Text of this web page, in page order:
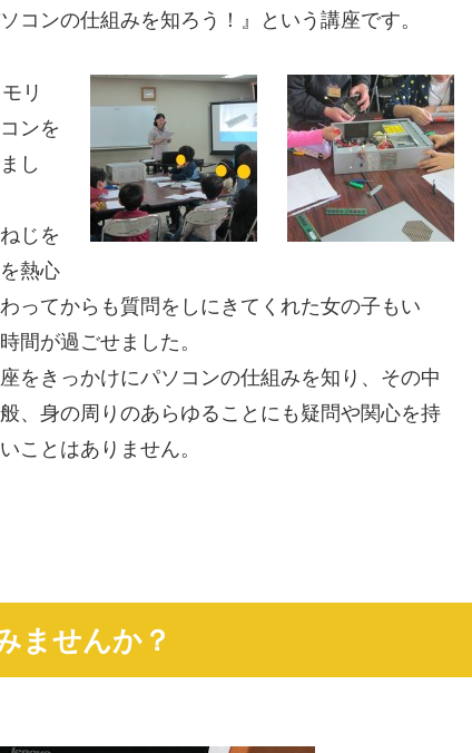
コンの仕組みを知ろう！』という講座です。
リ
ンを
し
じを
熱心
ってからも質問をしにきてくれた女の子もい
間が過ごせました。
をきっかけにパソコンの仕組みを知り、その中
、身の周りのあらゆることにも疑問や関心を持
ことはありません。
ませんか？